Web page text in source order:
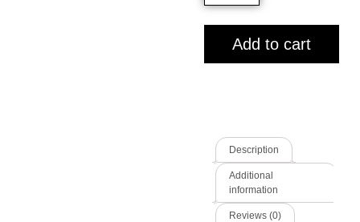
Add to cart
Description
Additional
information
Reviews (0)